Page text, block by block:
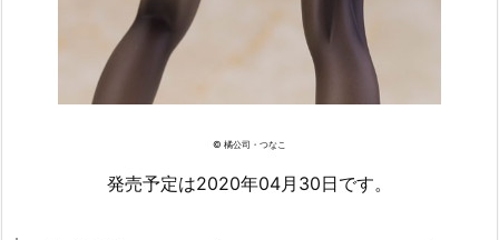
© 橘公司・つなこ
発売予定は2020年04月30日です。